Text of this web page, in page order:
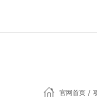
官网首页 /